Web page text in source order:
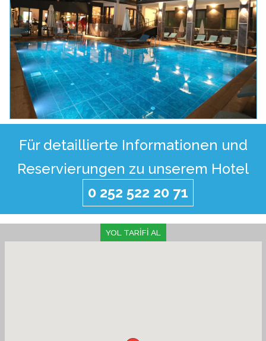
Für detaillierte Informationen und
Reservierungen zu unserem Hotel
0 252 522 20 71
YOL TARİFİ AL